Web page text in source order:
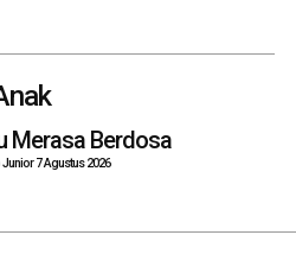
Merasa Berdosa
7 Agustus 2026